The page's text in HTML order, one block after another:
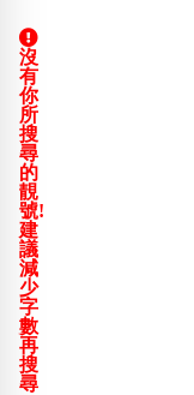
沒
有
你
所
搜
尋
的
靚
號!
建
議
減
少
字
數
再
搜
尋